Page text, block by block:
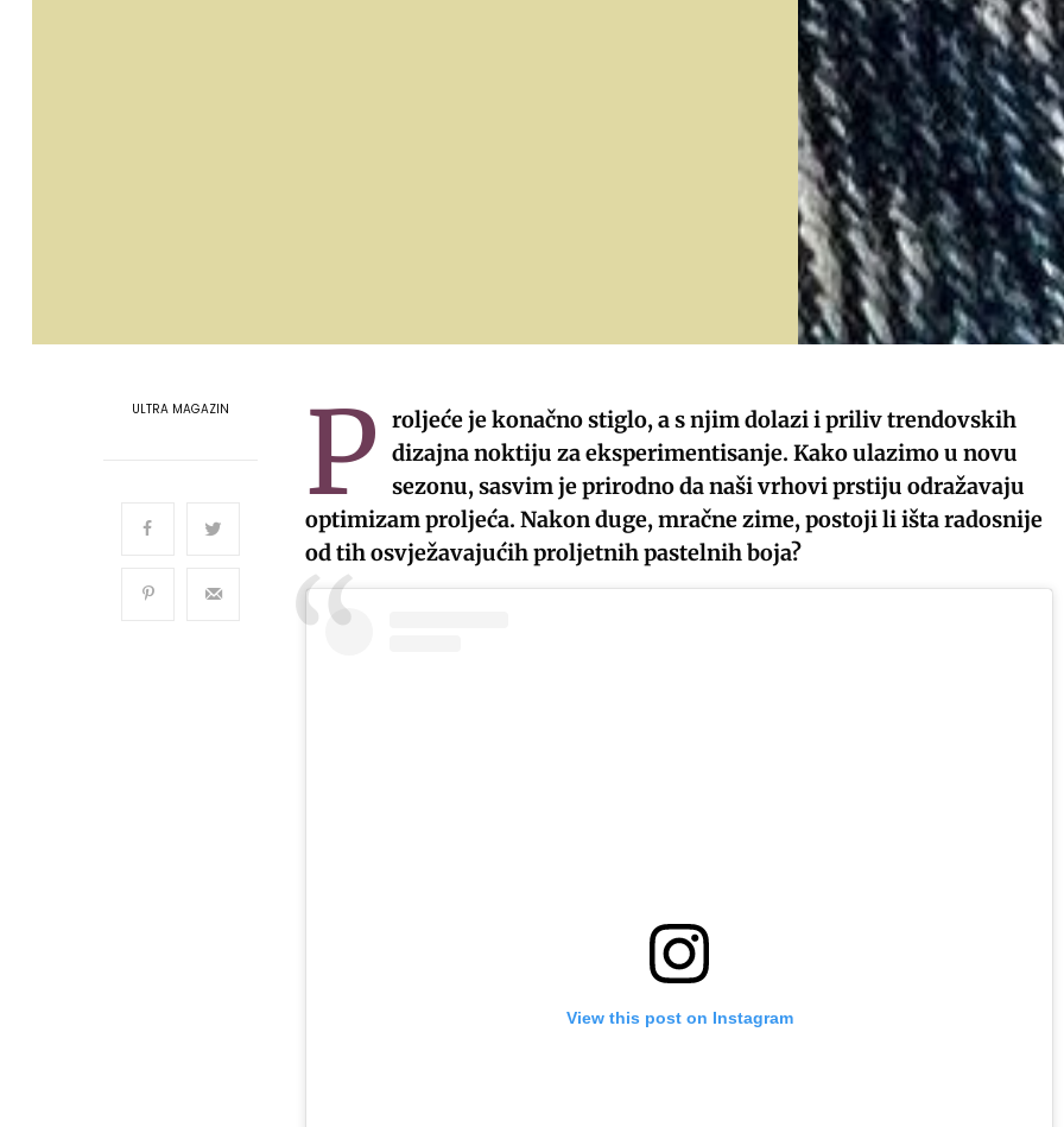
ULTRA MAGAZIN P
roljeće je konačno stiglo, a s njim dolazi i priliv trendovskih
dizajna noktiju za eksperimentisanje. Kako ulazimo u novu
sezonu, sasvim je prirodno da naši vrhovi prstiju odražavaju
optimizam proljeća. Nakon duge, mračne zime, postoji li išta radosnije
od tih osvježavajućih proljetnih pastelnih boja?
View this post on Instagram